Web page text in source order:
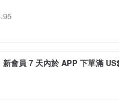
會員 7 天內於 APP 下單滿